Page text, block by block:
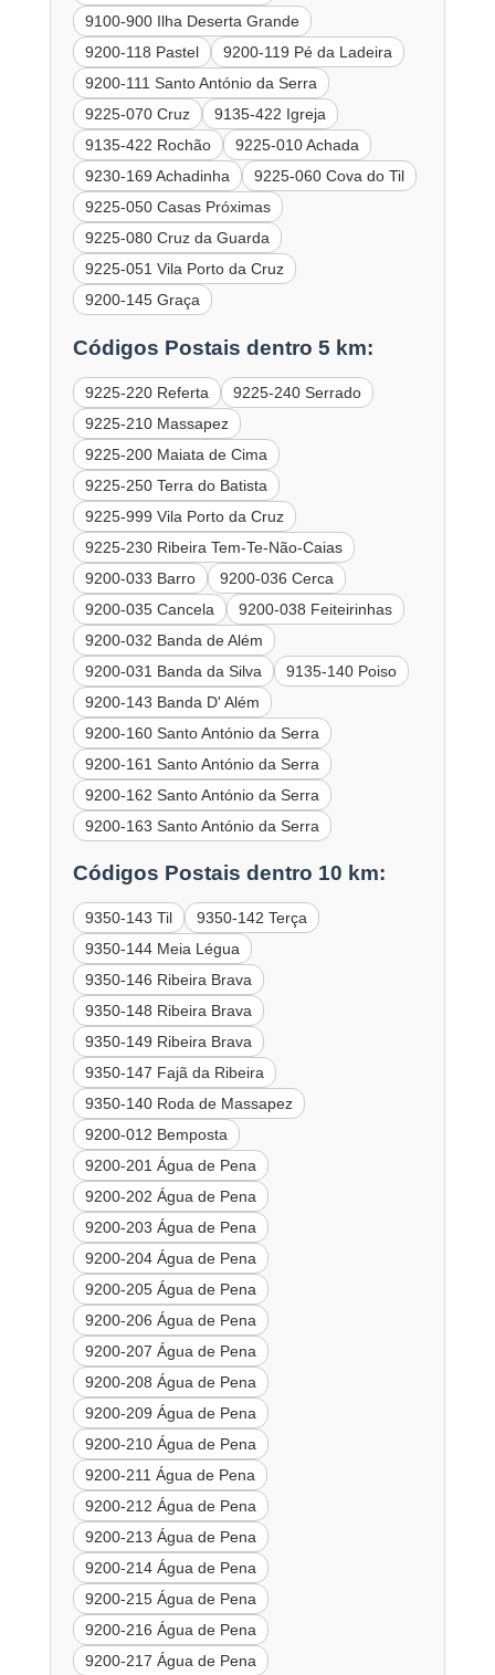
9100-900 Ilha Deserta Grande
9200-118 Pastel
9200-119 Pé da Ladeira
9200-111 Santo António da Serra
9225-070 Cruz
9135-422 Igreja
9135-422 Rochão
9225-010 Achada
9230-169 Achadinha
9225-060 Cova do Til
9225-050 Casas Próximas
9225-080 Cruz da Guarda
9225-051 Vila Porto da Cruz
9200-145 Graça
Códigos Postais dentro 5 km:
9225-220 Referta
9225-240 Serrado
9225-210 Massapez
9225-200 Maiata de Cima
9225-250 Terra do Batista
9225-999 Vila Porto da Cruz
9225-230 Ribeira Tem-Te-Não-Caias
9200-033 Barro
9200-036 Cerca
9200-035 Cancela
9200-038 Feiteirinhas
9200-032 Banda de Além
9200-031 Banda da Silva
9135-140 Poiso
9200-143 Banda D' Além
9200-160 Santo António da Serra
9200-161 Santo António da Serra
9200-162 Santo António da Serra
9200-163 Santo António da Serra
Códigos Postais dentro 10 km:
9350-143 Til
9350-142 Terça
9350-144 Meia Légua
9350-146 Ribeira Brava
9350-148 Ribeira Brava
9350-149 Ribeira Brava
9350-147 Fajã da Ribeira
9350-140 Roda de Massapez
9200-012 Bemposta
9200-201 Água de Pena
9200-202 Água de Pena
9200-203 Água de Pena
9200-204 Água de Pena
9200-205 Água de Pena
9200-206 Água de Pena
9200-207 Água de Pena
9200-208 Água de Pena
9200-209 Água de Pena
9200-210 Água de Pena
9200-211 Água de Pena
9200-212 Água de Pena
9200-213 Água de Pena
9200-214 Água de Pena
9200-215 Água de Pena
9200-216 Água de Pena
9200-217 Água de Pena